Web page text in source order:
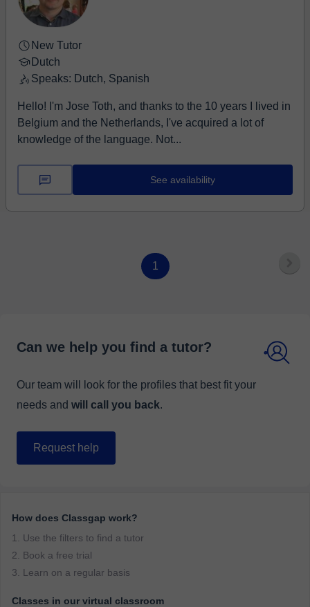
New Tutor
Dutch
Speaks: Dutch, Spanish
Hello! I'm Jose Toth, and thanks to the 10 years I lived in
Belgium and the Netherlands, I've acquired a lot of
knowledge of the language. Not...
See availability
1
Can we help you find a tutor?
Our team will look for the profiles that best fit your
needs and will call you back.
Request help
How does Classgap work?
1. Use the filters to find a tutor
2. Book a free trial
3. Learn on a regular basis
Classes in our virtual classroom